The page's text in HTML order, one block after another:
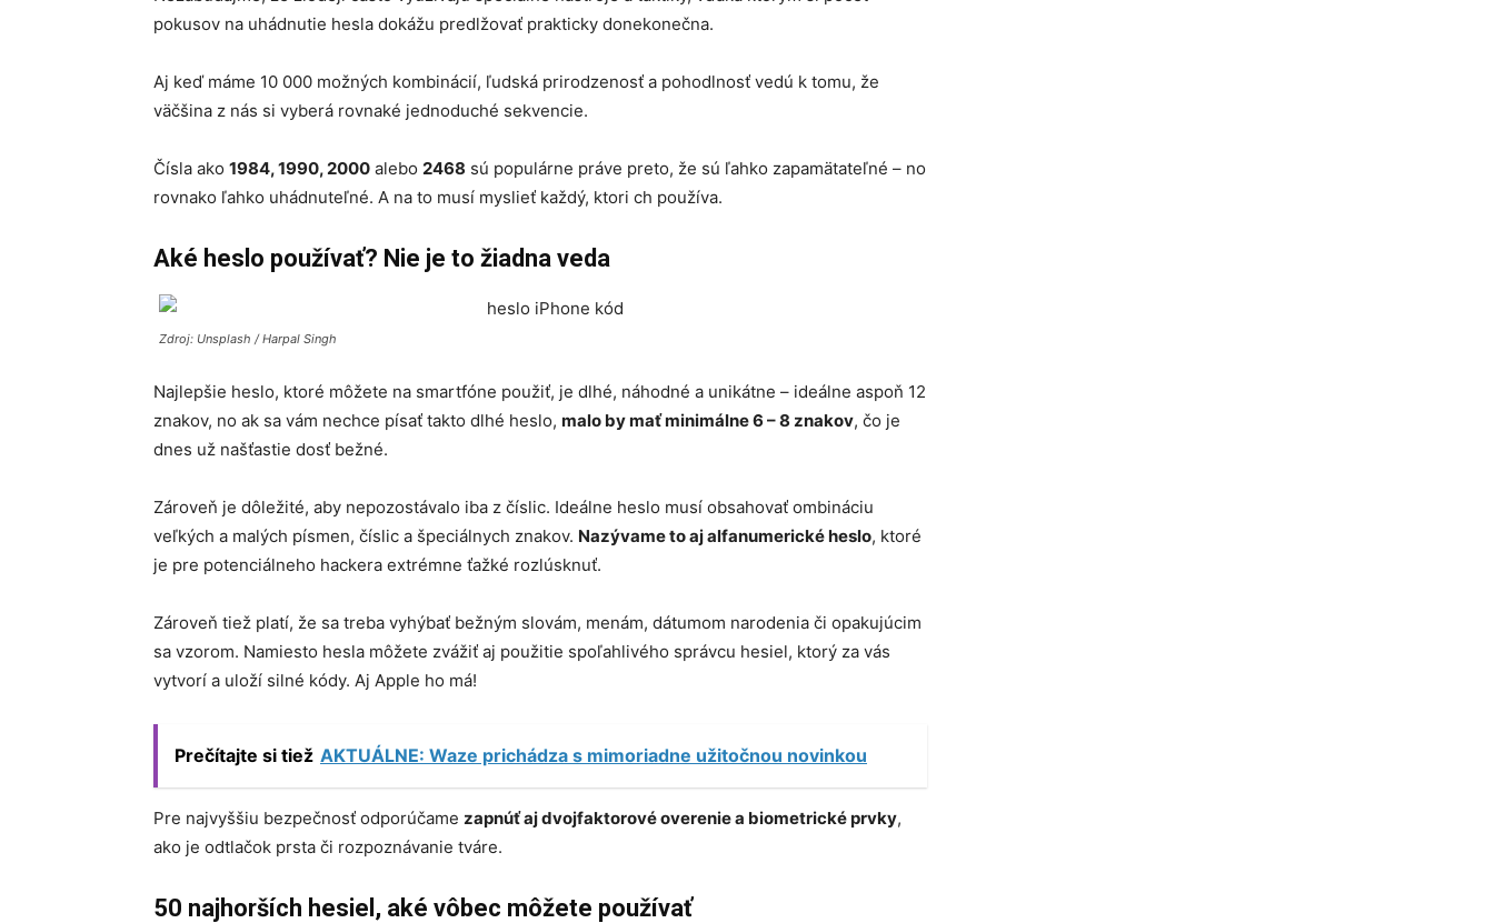
pokusov na uhádnutie hesla dokážu predlžovať prakticky donekonečna.
Aj keď máme 10 000 možných kombinácií, ľudská prirodzenosť a pohodlnosť vedú k tomu, že
väčšina z nás si vyberá rovnaké jednoduché sekvencie.
Čísla ako 1984, 1990, 2000 alebo 2468 sú populárne práve preto, že sú ľahko zapamätateľné – no
rovnako ľahko uhádnuteľné. A na to musí myslieť každý, ktori ch používa.
Aké heslo používať? Nie je to žiadna veda
Zdroj: Unsplash / Harpal Singh
Najlepšie heslo, ktoré môžete na smartfóne použiť, je dlhé, náhodné a unikátne – ideálne aspoň 12
znakov, no ak sa vám nechce písať takto dlhé heslo, malo by mať minimálne 6 – 8 znakov, čo je
dnes už našťastie dosť bežné.
Zároveň je dôležité, aby nepozostávalo iba z číslic. Ideálne heslo musí obsahovať ombináciu
veľkých a malých písmen, číslic a špeciálnych znakov. Nazývame to aj alfanumerické heslo, ktoré
je pre potenciálneho hackera extrémne ťažké rozlúsknuť.
Zároveň tiež platí, že sa treba vyhýbať bežným slovám, menám, dátumom narodenia či opakujúcim
sa vzorom. Namiesto hesla môžete zvážiť aj použitie spoľahlivého správcu hesiel, ktorý za vás
vytvorí a uloží silné kódy. Aj Apple ho má!
Prečítajte si tiež AKTUÁLNE: Waze prichádza s mimoriadne užitočnou novinkou
Pre najvyššiu bezpečnosť odporúčame zapnúť aj dvojfaktorové overenie a biometrické prvky,
ako je odtlačok prsta či rozpoznávanie tváre.
50 najhorších hesiel, aké vôbec môžete používať